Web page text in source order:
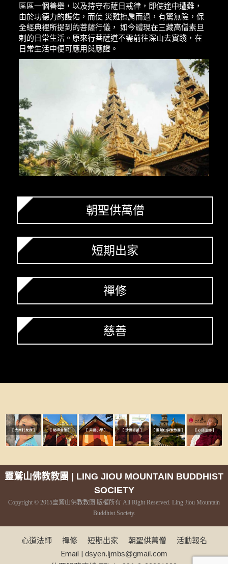
區區一個善舉，以及持守布薩日戒律，即使途中遭難，
由於功德力的護佑，而使 災難擦肩而過，有驚無險，保
全經典裡所提到的菩薩行儀， 如今體現在三藏高僧素旦
剌的日常生活。原來行菩薩道不需前往深山去實踐，在
日常生活中便可應用與應證。
朝聖供萬僧
短期出家
禪修
慈善
靈鷲山佛教教團 | LING JIOU MOUNTAIN BUDDHIST
SOCIETY
Copyright © 2015靈鷲山佛教教團 版權所有 All Right Reserved. Ling Jiou Mountain
Buddhist Society.
心道法師 禪修 短期出家 朝聖供萬僧 活動報名
Email | dsyen.ljmbs@gmail.com